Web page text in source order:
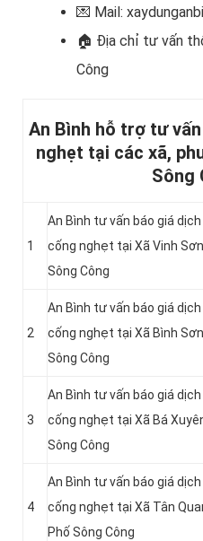
💌 Mail:
🏠 Địa chỉ tư vấn
Công
An Bình hỗ trợ tư
nghẹt tại các xã,
Sông
1
An Bình tư vấn báo giá
cống nghẹt tại Xã Vinh
Sông Công
2
An Bình tư vấn báo giá
cống nghẹt tại Xã Bình
Sông Công
3
An Bình tư vấn báo giá
cống nghẹt tại Xã Bá
Sông Công
4
An Bình tư vấn báo giá
cống nghẹt tại Xã Tân
Phố Sông Công